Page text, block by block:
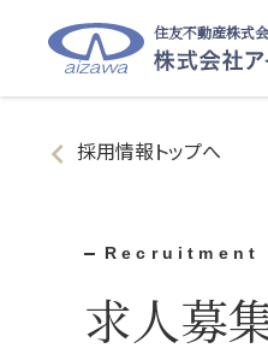
住友不動産株式
採用情報トップへ
Recruitment
求人募